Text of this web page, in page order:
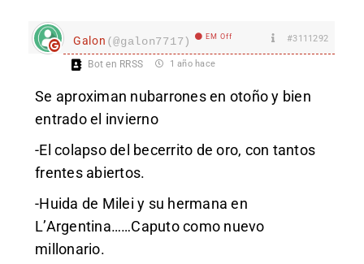
Galon (@galon7717) EM Off #3111292
Bot en RRSS 1 año hace
Se aproximan nubarrones en otoño y bien
entrado el invierno
-El colapso del becerrito de oro, con tantos
frentes abiertos.
-Huida de Milei y su hermana en
L’Argentina……Caputo como nuevo
millonario.